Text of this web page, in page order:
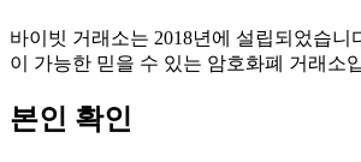
바이빗 거래소는 2018년에 설립되었습니
이 가능한 믿을 수 있는 암호화폐 거래소
본인 확인